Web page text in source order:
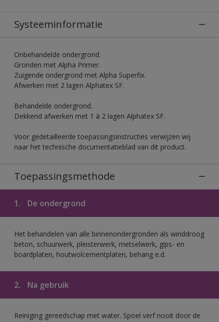
Systeeminformatie
Onbehandelde ondergrond.
Gronden met Alpha Primer.
Zuigende ondergrond met Alpha Superfix.
Afwerken met 2 lagen Alphatex SF.
Behandelde ondergrond.
Dekkend afwerken met 1 à 2 lagen Alphatex SF.
Voor gedetailleerde toepassingsinstructies verwijzen wij
naar het technische documentatieblad van dit product.
Toepassingsmethode
1. De ondergrond
Het behandelen van alle binnenondergronden als winddroog
beton, schuurwerk, pleisterwerk, metselwerk, gips- en
boardplaten, houtwolcementplaten, behang e.d.
2. Na gebruik
Reiniging gereedschap met water. Spoel verf nooit door de